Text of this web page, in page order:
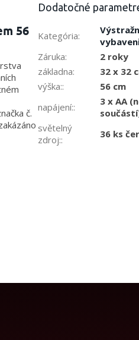
56
č.
Dodatočné
Kategória:
Záruka:
2 roky
základna:
32 x 32
výška::
56 cm
napájení::
3 x AA
světelný
zdroj:: 36 ks